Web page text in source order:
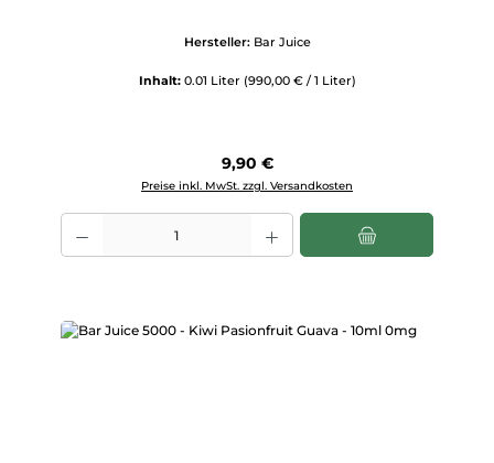
Hersteller: Bar Juice
Inhalt: 0.01 Liter (990,00 € / 1 Liter)
Regulärer Preis:
9,90 €
Preise inkl. MwSt. zzgl. Versandkosten
Produkt Anzahl: Gib den gewünschten Wert ein oder benutze die